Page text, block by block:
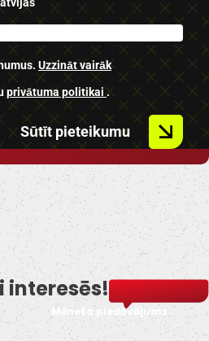
sensori.
Uzzināt vairāk
privātuma politikai .
Sūtīt pieteikumu
interesēs!
Mēneša piedāvājums